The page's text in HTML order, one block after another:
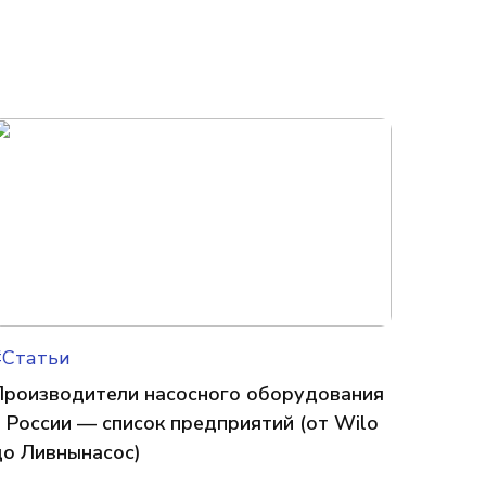
насосного оборудования
России — список предприятий (от Wilo
Ливнынасос)